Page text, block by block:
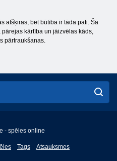
atšķiras, bet būtība ir tāda pati. Šā
kārtība un jāizvēlas kāds,
pārtraukšanas.
- spēles online
Tags Atsauksmes